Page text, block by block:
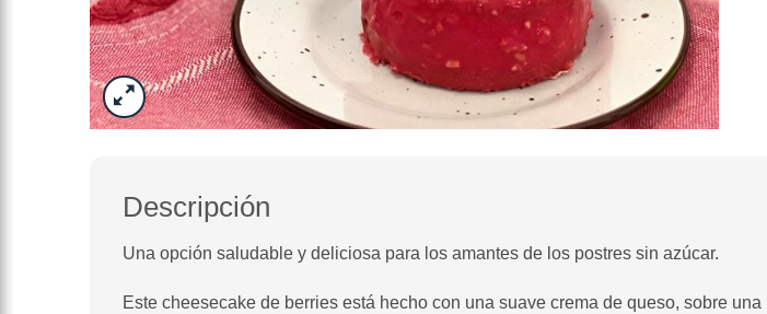
Descripción
Una opción saludable y deliciosa para los amantes de los postres sin azúcar.
Este cheesecake de berries está hecho con una suave crema de queso, sobre